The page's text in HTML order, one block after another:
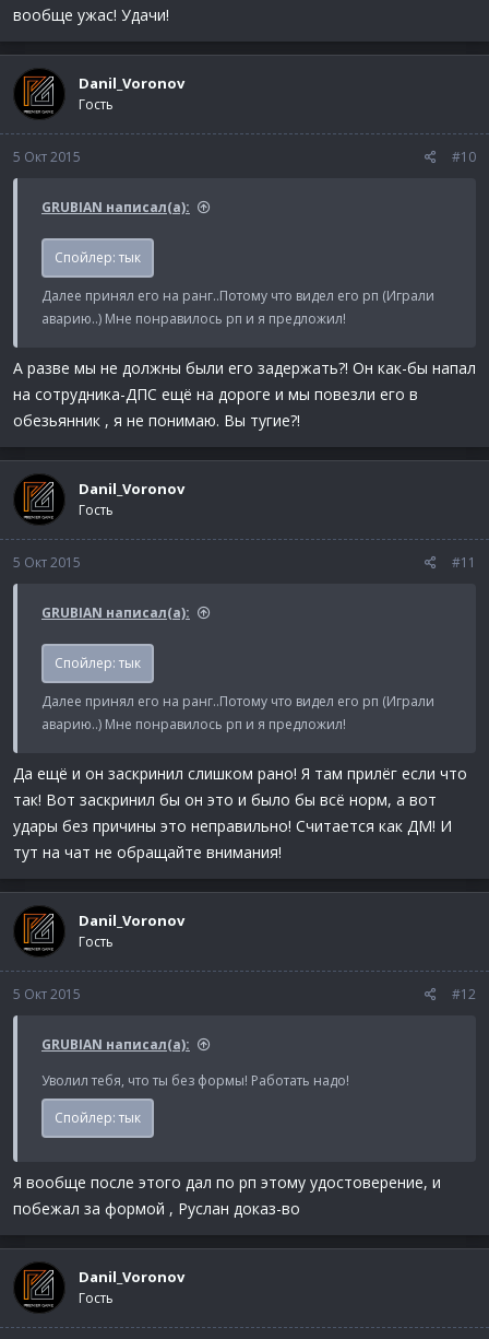
вообще ужас! Удачи!
Danil_Voronov
Гость
5 Окт 2015 #10
GRUBIAN написал(а):
Спойлер: тык
Далее принял его на ранг..Потому что видел его рп (Играли
аварию..) Мне понравилось рп и я предложил!
А разве мы не должны были его задержать?! Он как-бы напал
на сотрудника-ДПС ещё на дороге и мы повезли его в
обезьянник , я не понимаю. Вы тугие?!
Danil_Voronov
Гость
5 Окт 2015 #11
GRUBIAN написал(а):
Спойлер: тык
Далее принял его на ранг..Потому что видел его рп (Играли
аварию..) Мне понравилось рп и я предложил!
Да ещё и он заскринил слишком рано! Я там прилёг если что
так! Вот заскринил бы он это и было бы всё норм, а вот
удары без причины это неправильно! Считается как ДМ! И
тут на чат не обращайте внимания!
Danil_Voronov
Гость
5 Окт 2015 #12
GRUBIAN написал(а):
Уволил тебя, что ты без формы! Работать надо!
Спойлер: тык
Я вообще после этого дал по рп этому удостоверение, и
побежал за формой , Руслан доказ-во
Danil_Voronov
Гость